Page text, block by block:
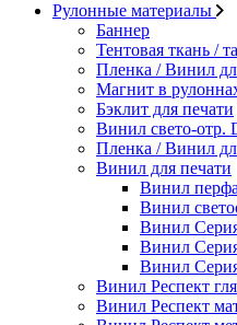
Рулонные материалы
Баннер
Тентовая ткань /
Пленка / Винил
Магнит в
Бэклит для печати
Винил свето-отр.
Пленка / Винил
Винил для печати
Винил
Винил
Винил
Винил
Винил
Винил Респект
Винил Респект